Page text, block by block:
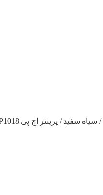
/ سیاه سفید / پرینتر اچ پی P1018